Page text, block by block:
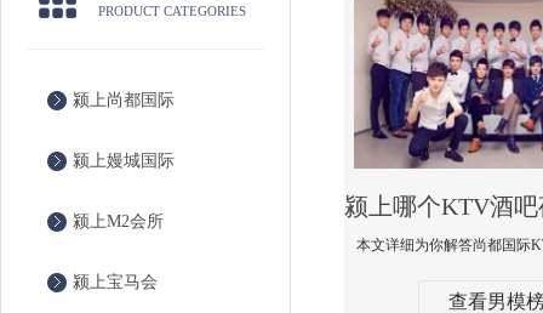
PRODUCT CATEGORIES
颍上尚都国际
颍上嫚城国际
颍上M2会所
颍上宝马会
查看男模